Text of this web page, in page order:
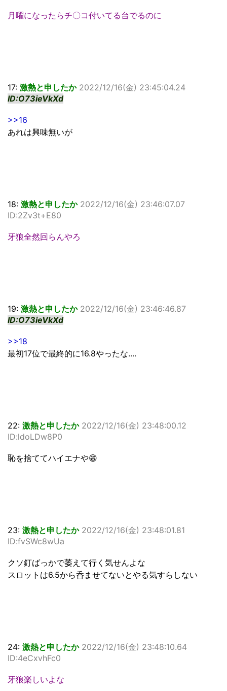
月曜になったらチ〇コ付いてる台でるのに
17: 激熱と申したか 2022/12/16(金) 23:45:04.24
ID:O73ieVkXd
>>16
あれは興味無いが
18: 激熱と申したか 2022/12/16(金) 23:46:07.07
ID:2Zv3t+E80
牙狼全然回らんやろ
19: 激熱と申したか 2022/12/16(金) 23:46:46.87
ID:O73ieVkXd
>>18
最初17位で最終的に16.8やったな....
22: 激熱と申したか 2022/12/16(金) 23:48:00.12
ID:ldoLDw8P0
恥を捨ててハイエナや😁
23: 激熱と申したか 2022/12/16(金) 23:48:01.81
ID:fvSWc8wUa
クソ釘ばっかで萎えて行く気せんよな
スロットは6.5から呑ませてないとやる気すらしない
24: 激熱と申したか 2022/12/16(金) 23:48:10.64
ID:4eCxvhFc0
牙狼楽しいよな